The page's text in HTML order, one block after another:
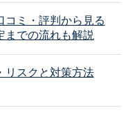
コミ・評判から見る
までの流れも解説
リスクと対策方法